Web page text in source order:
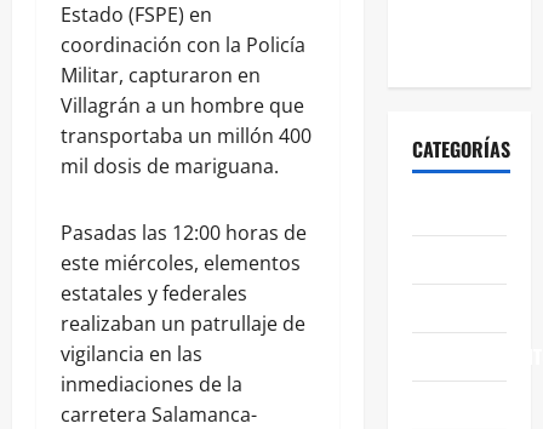
Estado (FSPE) en
coordinación con la Policía
Militar, capturaron en
Villagrán a un hombre que
transportaba un millón 400
mil dosis de mariguana.
Pasadas las 12:00 horas de
este miércoles, elementos
estatales y federales
realizaban un patrullaje de
vigilancia en las
inmediaciones de la
carretera Salamanca-
CATEGORÍAS